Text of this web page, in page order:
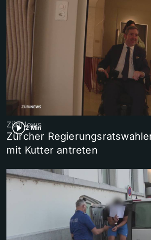
2 Min
ZüriNews
Zürcher
mit Kutter antreten